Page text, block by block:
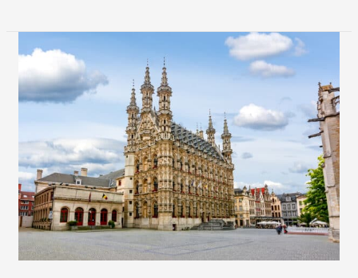
Lutych
…
tak
kudy
vlastně?